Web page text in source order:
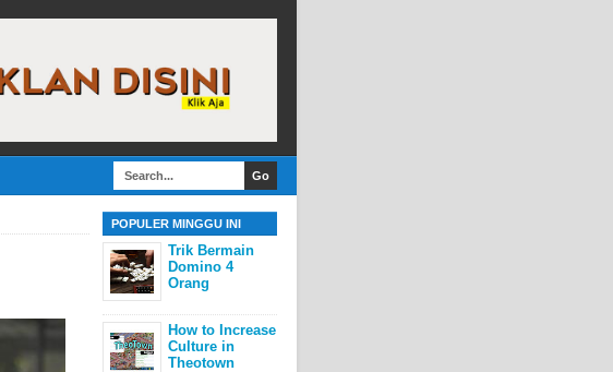
POPULER MINGGU INI
Trik Bermain
Domino 4
Orang
How to Increase
Culture in
Theotown